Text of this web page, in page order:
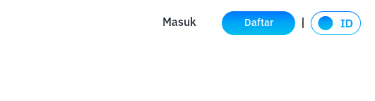
Masuk Daftar